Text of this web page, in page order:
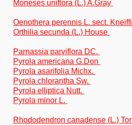
Moneses uniflora (L.) A.Gray
Oenothera perennis L. sect.
Orthilia secunda (L.) House
Parnassia parviflora DC.
Pyrola americana G.Don
Pyrola asarifolia Michx.
Pyrola chlorantha Sw.
Pyrola elliptica Nutt.
Pyrola minor L.
Rhododendron canadense (L.)